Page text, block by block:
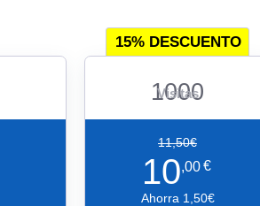
15% DESCUENTO
1000
Visitas
11,50€
10 ,00 €
Ahorra 1 ,50€